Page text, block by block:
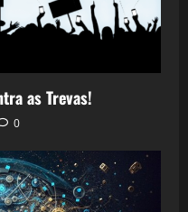
as Trevas!
0